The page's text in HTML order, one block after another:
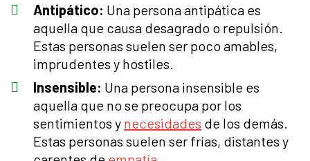
Antipático: Una persona antipática es
aquella que causa desagrado o repulsión.
Estas personas suelen ser poco amables,
imprudentes y hostiles.
Insensible: Una persona insensible es
aquella que no se preocupa por los
sentimientos y necesidades de los demás.
Estas personas suelen ser frías, distantes y